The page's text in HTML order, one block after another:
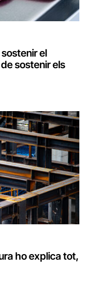
el
sostenir els
ho explica tot,